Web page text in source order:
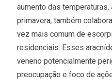
aumento das
primavera, também
vez mais comum de
residenciais. Esses
veneno potencialmente
preocupação e foco de